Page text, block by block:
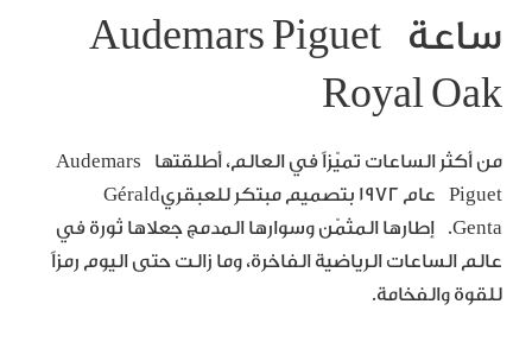
ساعة Audemars Piguet
Royal Oak
من أكثر الساعات تميّزاً في العالم، أطلقتها Audemars
Piguet عام 1972 بتصميم مبتكر للعبقريGérald
Genta. إطارها المثمّن وسوارها المدمج جعلاها ثورة في
عالم الساعات الرياضية الفاخرة، وما زالت حتى اليوم رمزاً
للقوة والفخامة.